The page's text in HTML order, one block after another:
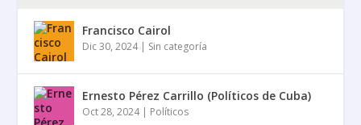
Francisco Cairol
Dic 30, 2024| Sin categoría
Ernesto Pérez Carrillo (Políticos de Cuba)
Oct 28, 2024| Políticos